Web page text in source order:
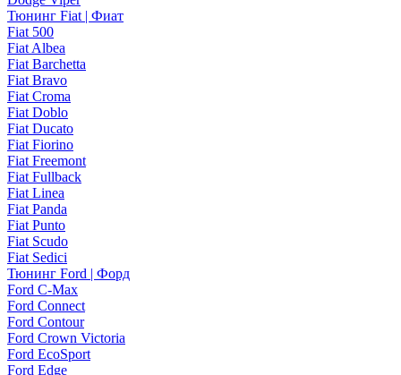
Тюнинг Fiat | Фиат
Fiat 500
Fiat Albea
Fiat Barchetta
Fiat Bravo
Fiat Croma
Fiat Doblo
Fiat Ducato
Fiat Fiorino
Fiat Freemont
Fiat Fullback
Fiat Linea
Fiat Panda
Fiat Punto
Fiat Scudo
Fiat Sedici
Тюнинг Ford | Форд
Ford C-Max
Ford Connect
Ford Contour
Ford Crown Victoria
Ford EcoSport
Ford Edge